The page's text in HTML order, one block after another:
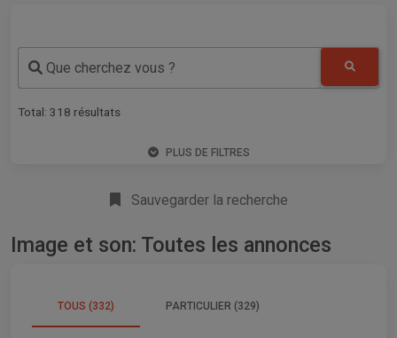
Que cherchez vous ?
Total: 318 résultats
PLUS DE FILTRES
Sauvegarder la recherche
Image et son: Toutes les annonces
TOUS (332) PARTICULIER (329)